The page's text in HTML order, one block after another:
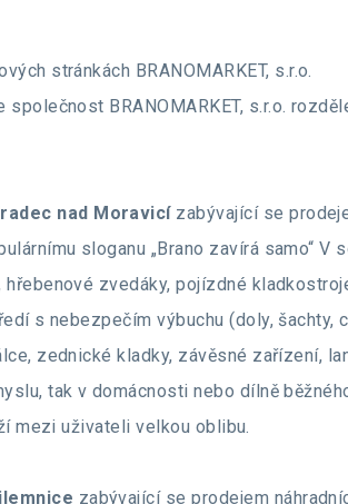
stránkách BRANOMARKET, s.r.o.
společnost BRANOMARKET, s.r.o.
nad Moravicízabývající se
sloganu „Brano zavírá samo“
hřebenové zvedáky, pojízdné
s nebezpečím výbuchu (doly, šachty,
zednické kladky, závěsné zařízení,
tak v domácnosti nebo dílně
mezi uživateli velkou oblibu.
zabývající se prodejem